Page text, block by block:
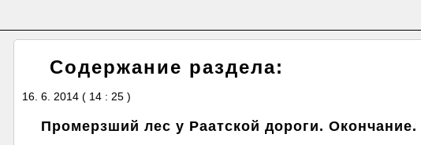
Содержание раздела:
16. 6. 2014 ( 14 : 25 )
Промерзший лес у Раатской дороги. Окончание.